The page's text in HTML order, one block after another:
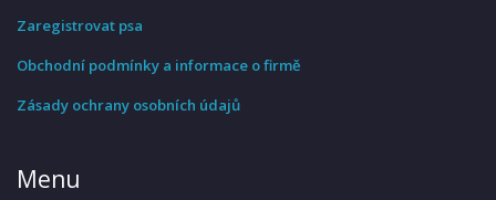
Zaregistrovat psa
Obchodní podmínky a informace o firmě
Zásady ochrany osobních údajů
Menu